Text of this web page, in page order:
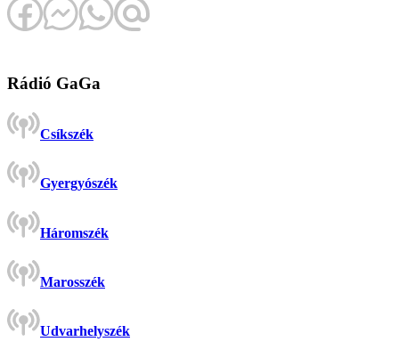
Rádió GaGa
Csíkszék
Gyergyószék
Háromszék
Marosszék
Udvarhelyszék